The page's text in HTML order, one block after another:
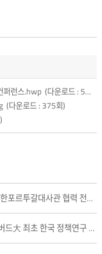
퍼런스.hwp (다운로드 : 536회)
(다운로드 : 375회)
KF-주한포르투갈대사관 협력 전시 <포르투갈-마법으로 지은 찰나>展 개최
美 하버드大 최초 한국 정책연구 프로그램 기금 설치